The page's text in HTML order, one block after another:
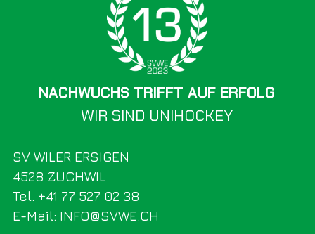
SV WILER ERSIGEN
4528 ZUCHWIL
Tel. +41 77 527 02 38
E-Mail: INFO@SVWE.CH
WIR SIND UNIHOCKEY
NACHWUCHS TRIFFT AUF ERFOLG